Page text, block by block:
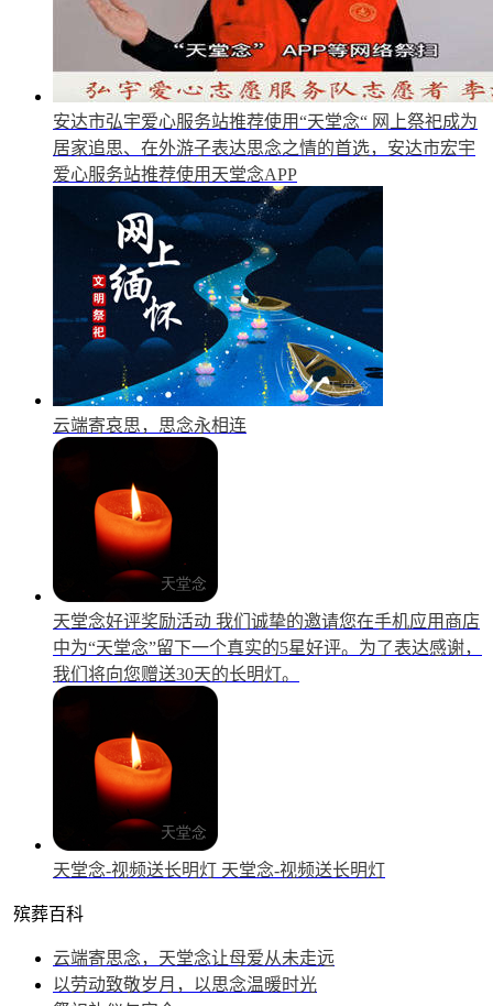
安达市弘宇爱心服务站推荐使用“天堂念“ 网上祭祀成为
居家追思、在外游子表达思念之情的首选，安达市宏宇
爱心服务站推荐使用天堂念APP
云端寄哀思，思念永相连
天堂念好评奖励活动 我们诚挚的邀请您在手机应用商店
中为“天堂念”留下一个真实的5星好评。为了表达感谢，
我们将向您赠送30天的长明灯。
天堂念-视频送长明灯 天堂念-视频送长明灯
殡葬百科
云端寄思念，天堂念让母爱从未走远
以劳动致敬岁月，以思念温暖时光